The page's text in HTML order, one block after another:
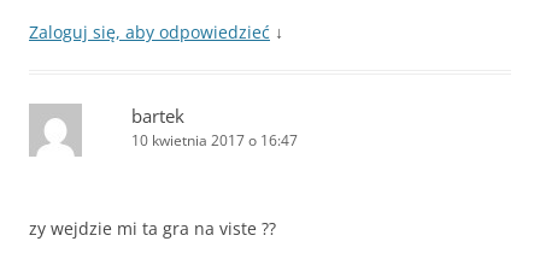
Zaloguj się, aby odpowiedzieć ↓
bartek
10 kwietnia 2017 o 16:47
zy wejdzie mi ta gra na viste ??